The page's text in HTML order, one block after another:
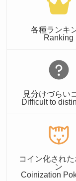
各種ランキ
Ranking
見分けづらい
Difficult to
コイン化され
ン
Coinization